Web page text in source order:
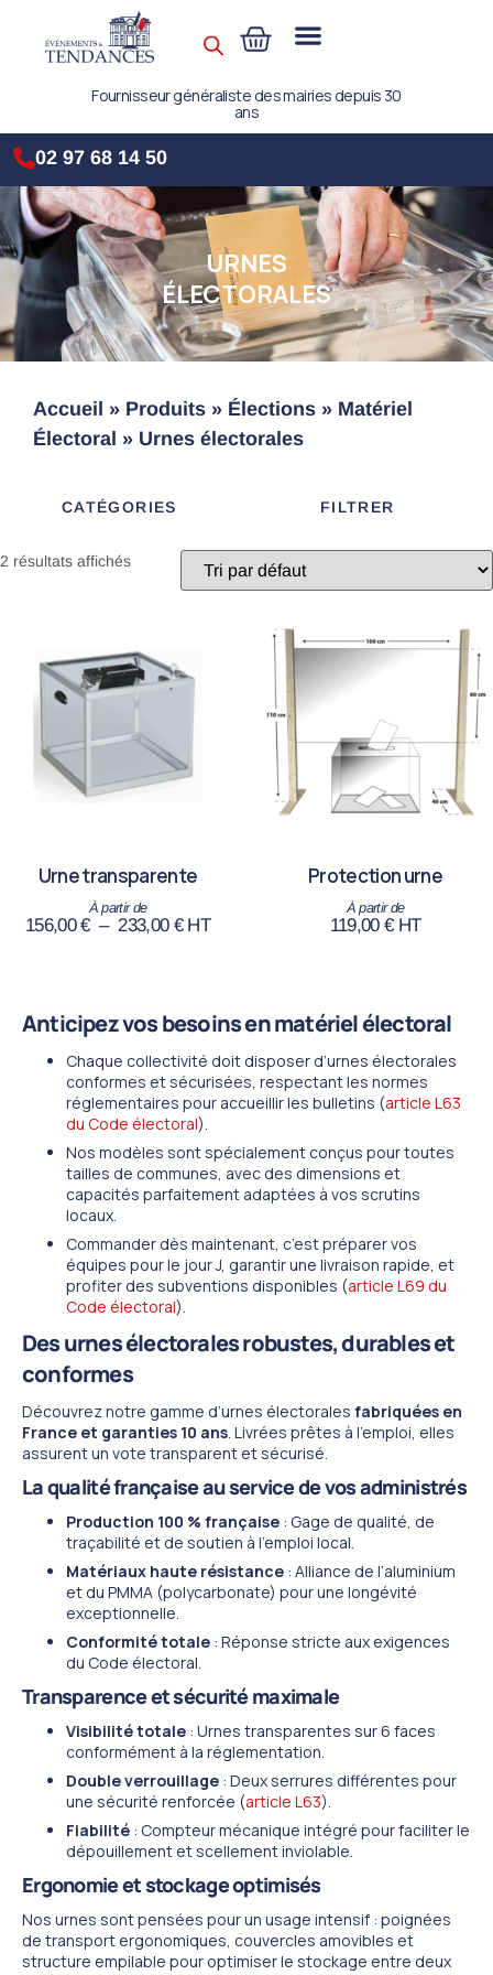
Fournisseur généraliste des mairies depuis 30
ans
02 97 68 14 50
URNES
ÉLECTORALES
Accueil » Produits » Élections » Matériel
Électoral » Urnes électorales
CATÉGORIES FILTRER
2 résultats affichés
Urne transparente
156,00€ – 233,00 € HT
Protection urne
119,00 € HT
Anticipez vos besoins en matériel électoral
Chaque collectivité doit disposer d’urnes électorales
conformes et sécurisées, respectant les normes
réglementaires pour accueillir les bulletins (article L63
du Code électoral).
Nos modèles sont spécialement conçus pour toutes
tailles de communes, avec des dimensions et
capacités parfaitement adaptées à vos scrutins
locaux.
Commander dès maintenant, c’est préparer vos
équipes pour le jour J, garantir une livraison rapide, et
profiter des subventions disponibles (article L69 du
Code électoral).
Des urnes électorales robustes, durables et
conformes
Découvrez notre gamme d’urnes électorales fabriquées en
France et garanties 10 ans. Livrées prêtes à l’emploi, elles
assurent un vote transparent et sécurisé.
La qualité française au service de vos administrés
Production 100 % française : Gage de qualité, de
traçabilité et de soutien à l’emploi local.
Matériaux haute résistance : Alliance de l’aluminium
et du PMMA (polycarbonate) pour une longévité
exceptionnelle.
Conformité totale : Réponse stricte aux exigences
du Code électoral.
Transparence et sécurité maximale
Visibilité totale : Urnes transparentes sur 6 faces
conformément à la réglementation.
Double verrouillage : Deux serrures différentes pour
une sécurité renforcée (article L63).
Fiabilité : Compteur mécanique intégré pour faciliter le
dépouillement et scellement inviolable.
Ergonomie et stockage optimisés
Nos urnes sont pensées pour un usage intensif : poignées
de transport ergonomiques, couvercles amovibles et
structure empilable pour optimiser le stockage entre deux